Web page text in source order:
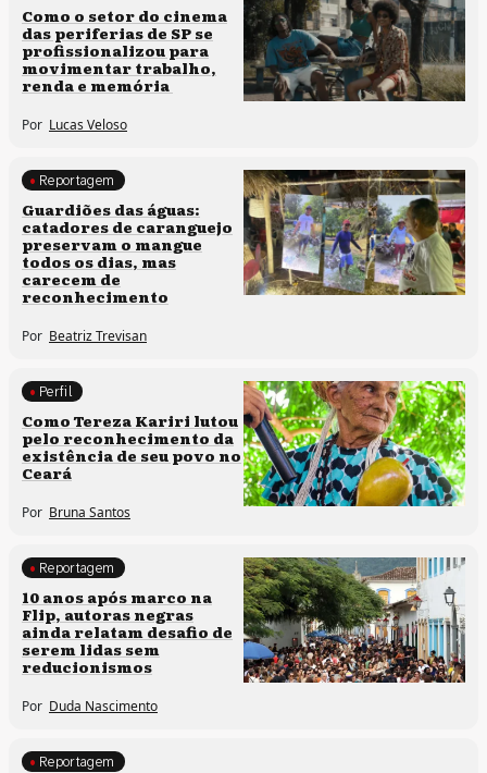
Políticas culturais
Como o setor do cinema
das periferias de SP se
profissionalizou para
movimentar trabalho,
renda e memória
Por Lucas Veloso
Clima e cultura
Reportagem
Guardiões das águas:
catadores de caranguejo
preservam o mangue
todos os dias, mas
carecem de
reconhecimento
Por Beatriz Trevisan
Comunidades tradicionais
Perfil
Como Tereza Kariri lutou
pelo reconhecimento da
existência de seu povo no
Ceará
Por Bruna Santos
Processos artísticos
Reportagem
10 anos após marco na
Flip, autoras negras
ainda relatam desafio de
serem lidas sem
reducionismos
Por Duda Nascimento
Reportagem